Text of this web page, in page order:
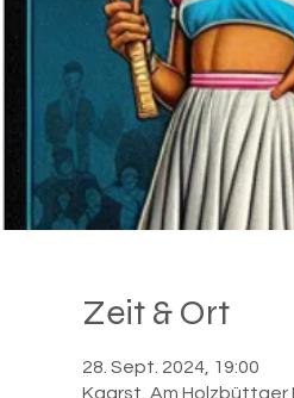
Zeit & Ort
28. Sept. 2024, 19:00
Kaarst, Am Holzbüttger